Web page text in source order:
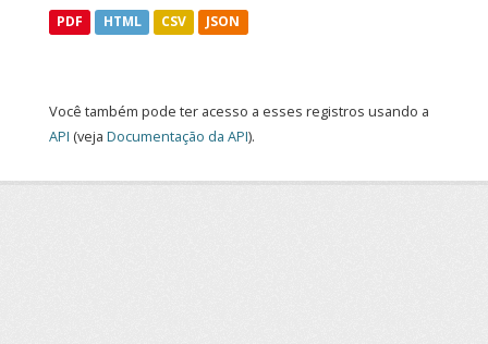
PDF HTML CSV JSON
Você também pode ter acesso a esses registros usando a
API (veja Documentação da API).